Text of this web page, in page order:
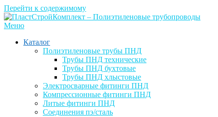
Перейти к содержимому
Меню
Каталог
Полиэтиленовые трубы ПНД
Трубы ПНД технические
Трубы ПНД бухтовые
Трубы ПНД хлыстовые
Электросварные фитинги ПНД
Компрессионные фитинги ПНД
Литые фитинги ПНД
Соединения пэ/сталь